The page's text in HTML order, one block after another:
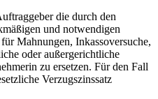
die durch den
und notwendigen
Mahnungen, Inkassoversuche,
oder außergerichtliche
zu ersetzen. Für den Fall
Verzugszinssatz